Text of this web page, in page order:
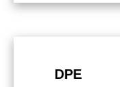
DPE